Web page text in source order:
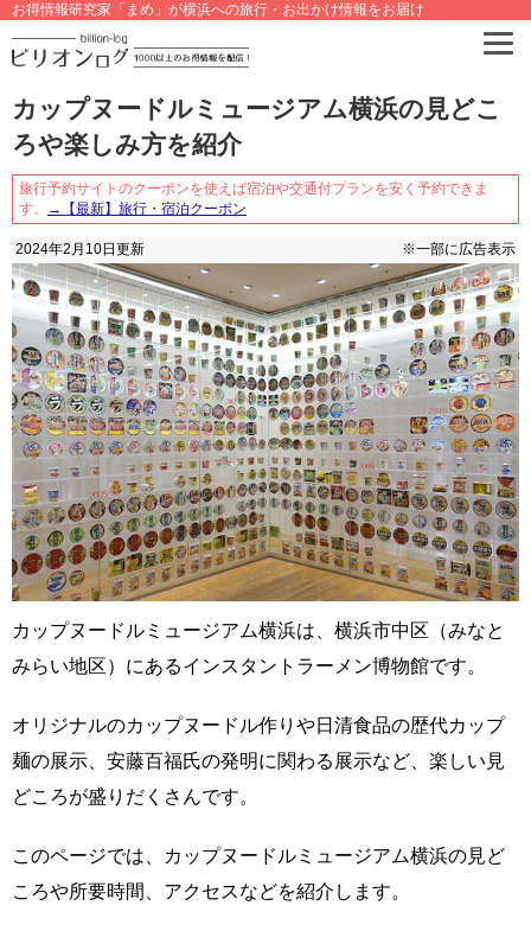
お得情報研究家「まめ」が横浜への旅行・お出かけ情報をお届け
カップヌードルミュージアム横浜の見どこ
ろや楽しみ方を紹介
旅行予約サイトのクーポンを使えば宿泊や交通付プランを安く予約できま
す。
→【最新】旅行・宿泊クーポン
2024年2月10日 更新 ※一部に広告表示
カップヌードルミュージアム横浜は、横浜市中区（みなと
みらい地区）にあるインスタントラーメン博物館です。
オリジナルのカップヌードル作りや日清食品の歴代カップ
麺の展示、安藤百福氏の発明に関わる展示など、楽しい見
どころが盛りだくさんです。
このページでは、カップヌードルミュージアム横浜の見ど
ころや所要時間、アクセスなどを紹介します。